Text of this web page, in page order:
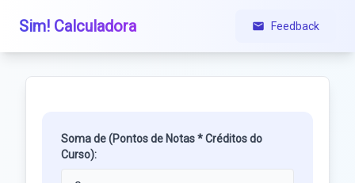
Sim! Calculadora Feedback
Soma de (Pontos de Notas * Créditos do
Curso):